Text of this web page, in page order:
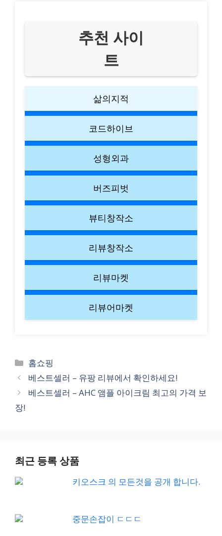
추천 사이
트
삶의지적
코드하이브
성형외과
버즈피벗
뷰티창작소
리뷰창작소
리뷰마켓
리뷰어마켓
Categories
홈쇼핑
베스트셀러 – 유팡 리뷰에서 확인하세요!
베스트셀러 – AHC 앰플 아이크림 최고의 가격 보
장!
최근 등록 상품
키오스크 의 모든것을 공개 합니다.
중문손잡이 ㄷㄷㄷ